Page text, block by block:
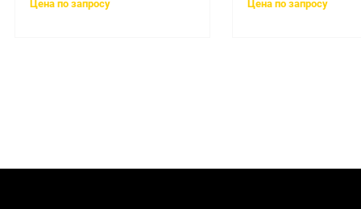
Цена по запросу Цена по запросу